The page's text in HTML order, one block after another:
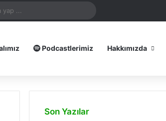
...
Podcastlerimiz Hakkımızda
Son Yazılar